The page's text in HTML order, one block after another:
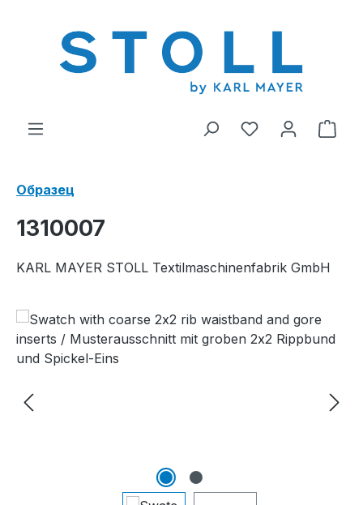
У вас есть В
Образец
1310007
KARL MAYER STOLL Textilmaschinenfabrik GmbH
Пропустить галерею изображений